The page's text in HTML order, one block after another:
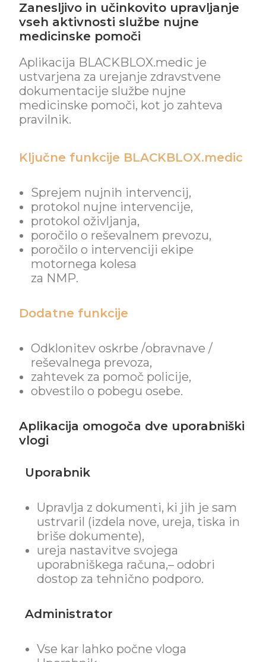
Zanesljivo in učinkovito upravljanje
vseh aktivnosti službe nujne
medicinske pomoči
Aplikacija BLACKBLOX.medic je
ustvarjena za urejanje zdravstvene
dokumentacije službe nujne
medicinske pomoči, kot jo zahteva
pravilnik.
Ključne funkcije BLACKBLOX.medic
Sprejem nujnih intervencij,
protokol nujne intervencije,
protokol oživljanja,
poročilo o reševalnem prevozu,
poročilo o intervenciji ekipe
motornega kolesa
za NMP.
Dodatne funkcije
Odklonitev oskrbe /obravnave /
reševalnega prevoza,
zahtevek za pomoč policije,
obvestilo o pobegu osebe.
Aplikacija omogoča dve uporabniški
vlogi
Uporabnik
Upravlja z dokumenti, ki jih je sam
ustrvaril (izdela nove, ureja, tiska in
briše dokumente),
ureja nastavitve svojega
uporabniškega računa,– odobri
dostop za tehnično podporo.
Administrator
Vse kar lahko počne vloga